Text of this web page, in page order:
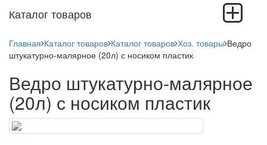
Каталог товаров
Toggle
navigation
Главная Каталог товаров Каталог товаров Хоз. товары Ведро
штукатурно-малярное (20л) с носиком пластик
Ведро штукатурно-малярное
(20л) с носиком пластик